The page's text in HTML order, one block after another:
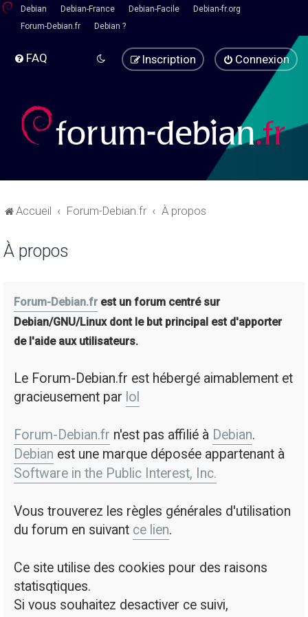
Debian Debian-France Debian-Facile
Debian-fr.org
Forum-Debian.fr
Debian ?
FAQ Connexion
Inscription
Accueil Forum-Debian.fr À propos
À propos
Forum-Debian.fr est un forum centré sur
Debian/GNU/Linux dont le but principal est d'apporter
de l'aide aux utilisateurs.
Le Forum-Debian.fr est hébergé aimablement et
gracieusement par lol
Forum-Debian.fr n'est pas affilié à Debian.
Debian est une marque déposée appartenant à
Software in the Public Interest, Inc.
Vous trouverez les règles générales d'utilisation
du forum en suivant ce lien.
Ce site utilise des cookies pour des raisons
statisqtiques.
Si vous souhaitez desactiver ce suivi,